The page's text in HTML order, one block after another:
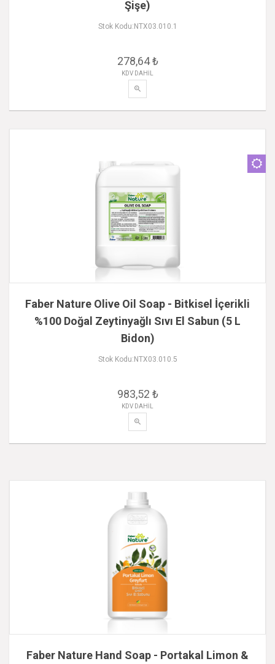
Şişe)
Stok Kodu:NTX03.010.1
278,64 ₺
KDV DAHİL
Faber Nature Olive Oil Soap - Bitkisel İçerikli
%100 Doğal Zeytinyağlı Sıvı El Sabun (5 L
Bidon)
Stok Kodu:NTX03.010.5
983,52 ₺
KDV DAHİL
Faber Nature Hand Soap - Portakal Limon &